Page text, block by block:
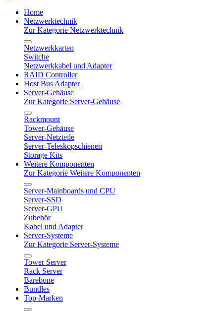
Home
Netzwerktechnik
Zur Kategorie Netzwerktechnik
Netzwerkkarten
Switche
Netzwerkkabel und Adapter
RAID Controller
Host Bus Adapter
Server-Gehäuse
Zur Kategorie Server-Gehäuse
Rackmount
Tower-Gehäuse
Server-Netzteile
Server-Teleskopschienen
Storage Kits
Weitere Komponenten
Zur Kategorie Weitere Komponenten
Server-Mainboards und CPU
Server-SSD
Server-GPU
Zubehör
Kabel und Adapter
Server-Systeme
Zur Kategorie Server-Systeme
Tower Server
Rack Server
Barebone
Bundles
Top-Marken